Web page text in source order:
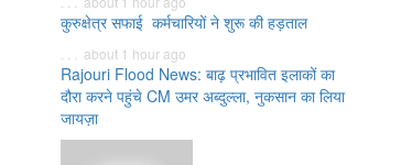
कुरुक्षेत्र सफाई कर्मचारियों ने शुरू की हड़ताल
. . . about 1 hour ago
Rajouri Flood News: बाढ़ प्रभावित इलाकों का
दौरा करने पहुंचे CM उमर अब्दुल्ला, नुकसान का लिया
जायज़ा